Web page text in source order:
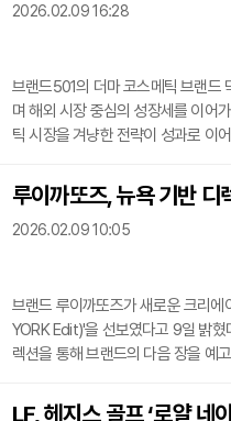
며, 인공적인
2026.02.09 16:28
브랜드501의 더마 코스메틱 브랜드
며 해외 시장 중심의 성장세를 이어
틱 시장을 겨냥한 전략이 성과로 이
이 빠르게 확대되고 있음을 보여준
자를 상정해 제품을 기획해 왔다.
국 소비자들의
루이까또즈, 뉴욕 기반
2026.02.09 10:05
브랜드 루이까또즈가 새로운 크리
YORK Edit)'을 선보였다고 9일 밝혔
렉션을 통해 브랜드의 다음 장을 예
사이의 균형을 강조했다. 절제된 미
LF, 헤지스 골프 ‘로얄 네